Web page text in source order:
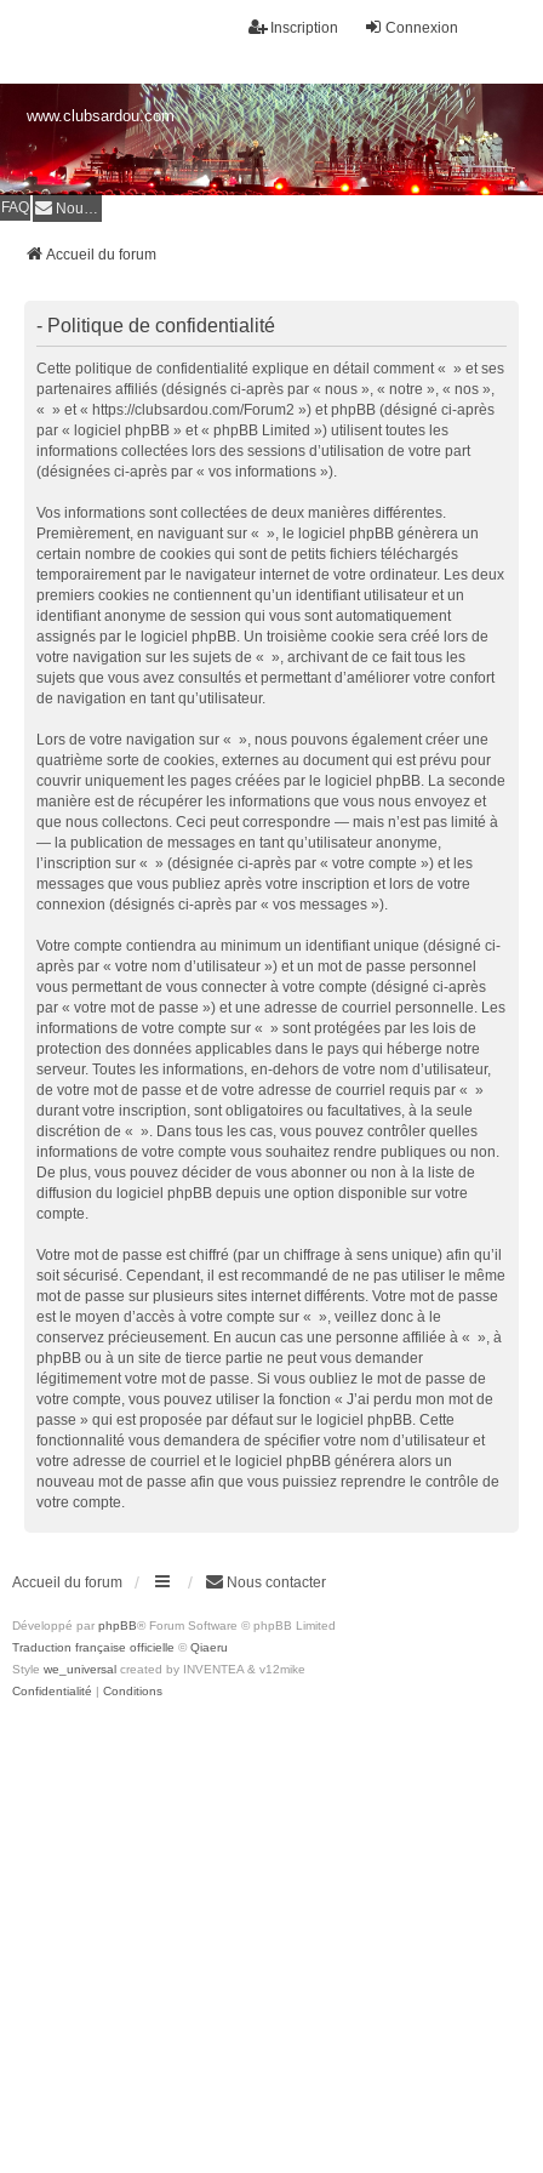
Connexion
Inscription
www.clubsardou.com
FAQ Nous contacter
Accueil du forum
- Politique de confidentialité
Cette politique de confidentialité explique en détail comment « » et ses
partenaires affiliés (désignés ci-après par « nous », « notre », « nos »,
« » et « https://clubsardou.com/Forum2 ») et phpBB (désigné ci-après
par « logiciel phpBB » et « phpBB Limited ») utilisent toutes les
informations collectées lors des sessions d’utilisation de votre part
(désignées ci-après par « vos informations »).
Vos informations sont collectées de deux manières différentes.
Premièrement, en naviguant sur « », le logiciel phpBB génèrera un
certain nombre de cookies qui sont de petits fichiers téléchargés
temporairement par le navigateur internet de votre ordinateur. Les deux
premiers cookies ne contiennent qu’un identifiant utilisateur et un
identifiant anonyme de session qui vous sont automatiquement
assignés par le logiciel phpBB. Un troisième cookie sera créé lors de
votre navigation sur les sujets de « », archivant de ce fait tous les
sujets que vous avez consultés et permettant d’améliorer votre confort
de navigation en tant qu’utilisateur.
Lors de votre navigation sur « », nous pouvons également créer une
quatrième sorte de cookies, externes au document qui est prévu pour
couvrir uniquement les pages créées par le logiciel phpBB. La seconde
manière est de récupérer les informations que vous nous envoyez et
que nous collectons. Ceci peut correspondre — mais n’est pas limité à
— la publication de messages en tant qu’utilisateur anonyme,
l’inscription sur « » (désignée ci-après par « votre compte ») et les
messages que vous publiez après votre inscription et lors de votre
connexion (désignés ci-après par « vos messages »).
Votre compte contiendra au minimum un identifiant unique (désigné ci-
après par « votre nom d’utilisateur ») et un mot de passe personnel
vous permettant de vous connecter à votre compte (désigné ci-après
par « votre mot de passe ») et une adresse de courriel personnelle. Les
informations de votre compte sur « » sont protégées par les lois de
protection des données applicables dans le pays qui héberge notre
serveur. Toutes les informations, en-dehors de votre nom d’utilisateur,
de votre mot de passe et de votre adresse de courriel requis par « »
durant votre inscription, sont obligatoires ou facultatives, à la seule
discrétion de « ». Dans tous les cas, vous pouvez contrôler quelles
informations de votre compte vous souhaitez rendre publiques ou non.
De plus, vous pouvez décider de vous abonner ou non à la liste de
diffusion du logiciel phpBB depuis une option disponible sur votre
compte.
Votre mot de passe est chiffré (par un chiffrage à sens unique) afin qu’il
soit sécurisé. Cependant, il est recommandé de ne pas utiliser le même
mot de passe sur plusieurs sites internet différents. Votre mot de passe
est le moyen d’accès à votre compte sur « », veillez donc à le
conservez précieusement. En aucun cas une personne affiliée à « », à
phpBB ou à un site de tierce partie ne peut vous demander
légitimement votre mot de passe. Si vous oubliez le mot de passe de
votre compte, vous pouvez utiliser la fonction « J’ai perdu mon mot de
passe » qui est proposée par défaut sur le logiciel phpBB. Cette
fonctionnalité vous demandera de spécifier votre nom d’utilisateur et
votre adresse de courriel et le logiciel phpBB générera alors un
nouveau mot de passe afin que vous puissiez reprendre le contrôle de
votre compte.
Accueil du forum Nous contacter
Développé par phpBB® Forum Software © phpBB Limited
Traduction française officielle © Qiaeru
Style we_universal created by INVENTEA & v12mike
Confidentialité | Conditions